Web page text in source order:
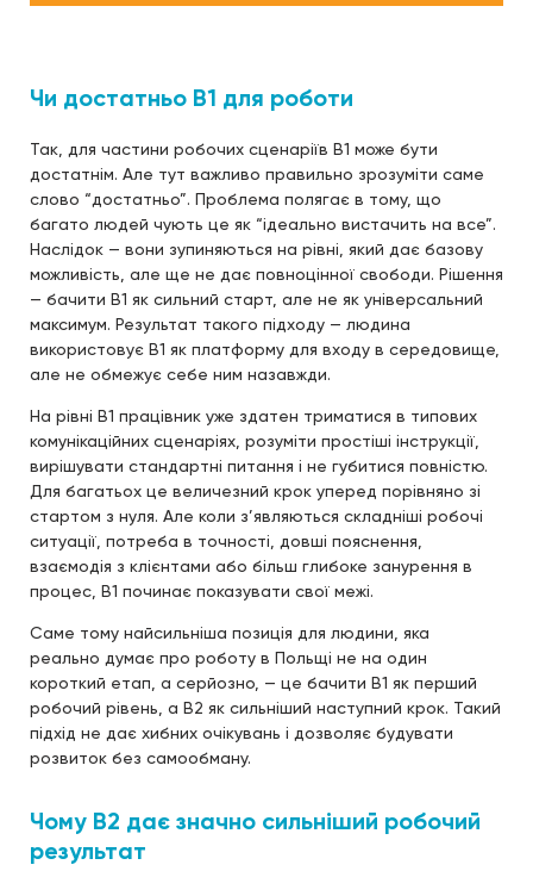
Чи достатньо B1 для роботи
Так, для частини робочих сценаріїв B1 може бути
достатнім. Але тут важливо правильно зрозуміти саме
слово “достатньо”. Проблема полягає в тому, що
багато людей чують це як “ідеально вистачить на все”.
Наслідок — вони зупиняються на рівні, який дає базову
можливість, але ще не дає повноцінної свободи. Рішення
— бачити B1 як сильний старт, але не як універсальний
максимум. Результат такого підходу — людина
використовує B1 як платформу для входу в середовище,
але не обмежує себе ним назавжди.
На рівні B1 працівник уже здатен триматися в типових
комунікаційних сценаріях, розуміти простіші інструкції,
вирішувати стандартні питання і не губитися повністю.
Для багатьох це величезний крок уперед порівняно зі
стартом з нуля. Але коли з’являються складніші робочі
ситуації, потреба в точності, довші пояснення,
взаємодія з клієнтами або більш глибоке занурення в
процес, B1 починає показувати свої межі.
Саме тому найсильніша позиція для людини, яка
реально думає про роботу в Польщі не на один
короткий етап, а серйозно, — це бачити B1 як перший
робочий рівень, а B2 як сильніший наступний крок. Такий
підхід не дає хибних очікувань і дозволяє будувати
розвиток без самообману.
Чому B2 дає значно сильніший робочий
результат